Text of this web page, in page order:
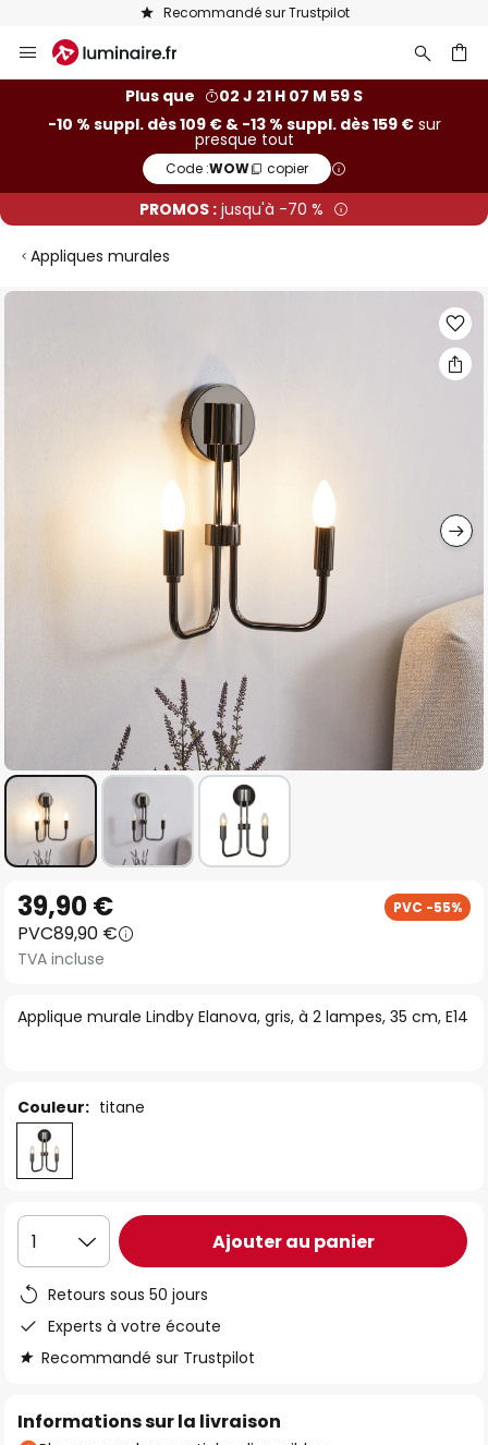
Recommandé sur Trustpilot
Allez
au
Plus que
02 J 21 H 07 M 58 S
-10 % suppl. dès 109 € & -13 % suppl. dès 159 €sur
presque tout
Code :WOW copier
PROMOS : jusqu'à -70 %
Appliques murales
Skip
to
the
beginning
the
Applique murale Lindby Elanova, gris, à 2 lampes, 35 cm, E14
39,90 € PVC -55%
PVC89,90 €
TVA incluse
Couleur: titane
1 Ajouter au panier
Retours sous 50 jours
Experts à votre écoute
Recommandé sur Trustpilot
Informations sur la livraison